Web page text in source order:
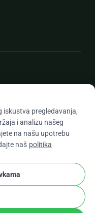
kolačići
iskustva pregledavanja,
i analizu našeg
na našu upotrebu
naš politika